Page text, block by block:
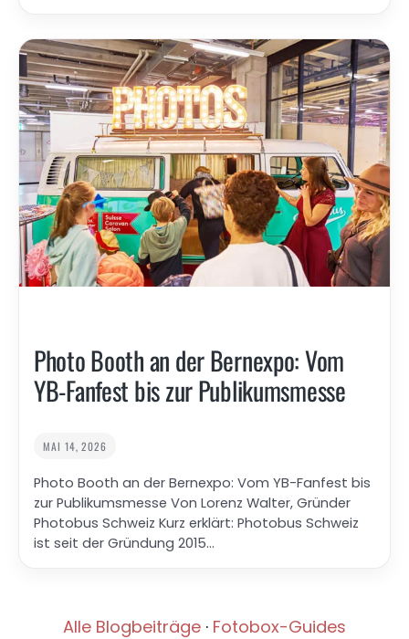
Photo Booth an der Bernexpo: Vom
YB-Fanfest bis zur Publikumsmesse
MAI 14, 2026
Photo Booth an der Bernexpo: Vom YB-Fanfest bis
zur Publikumsmesse Von Lorenz Walter, Gründer
Photobus Schweiz Kurz erklärt: Photobus Schweiz
ist seit der Gründung 2015…
Alle Blogbeiträge · Fotobox-Guides